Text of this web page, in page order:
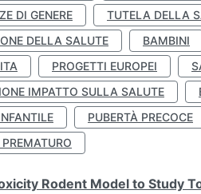
DI GENERE
TUTELA DELLA
DELLA SALUTE
BAMBINI
PROGETTI EUROPEI
IMPATTO SULLA SALUTE
PUBERTÀ PRECOCE
Rodent Model to Study